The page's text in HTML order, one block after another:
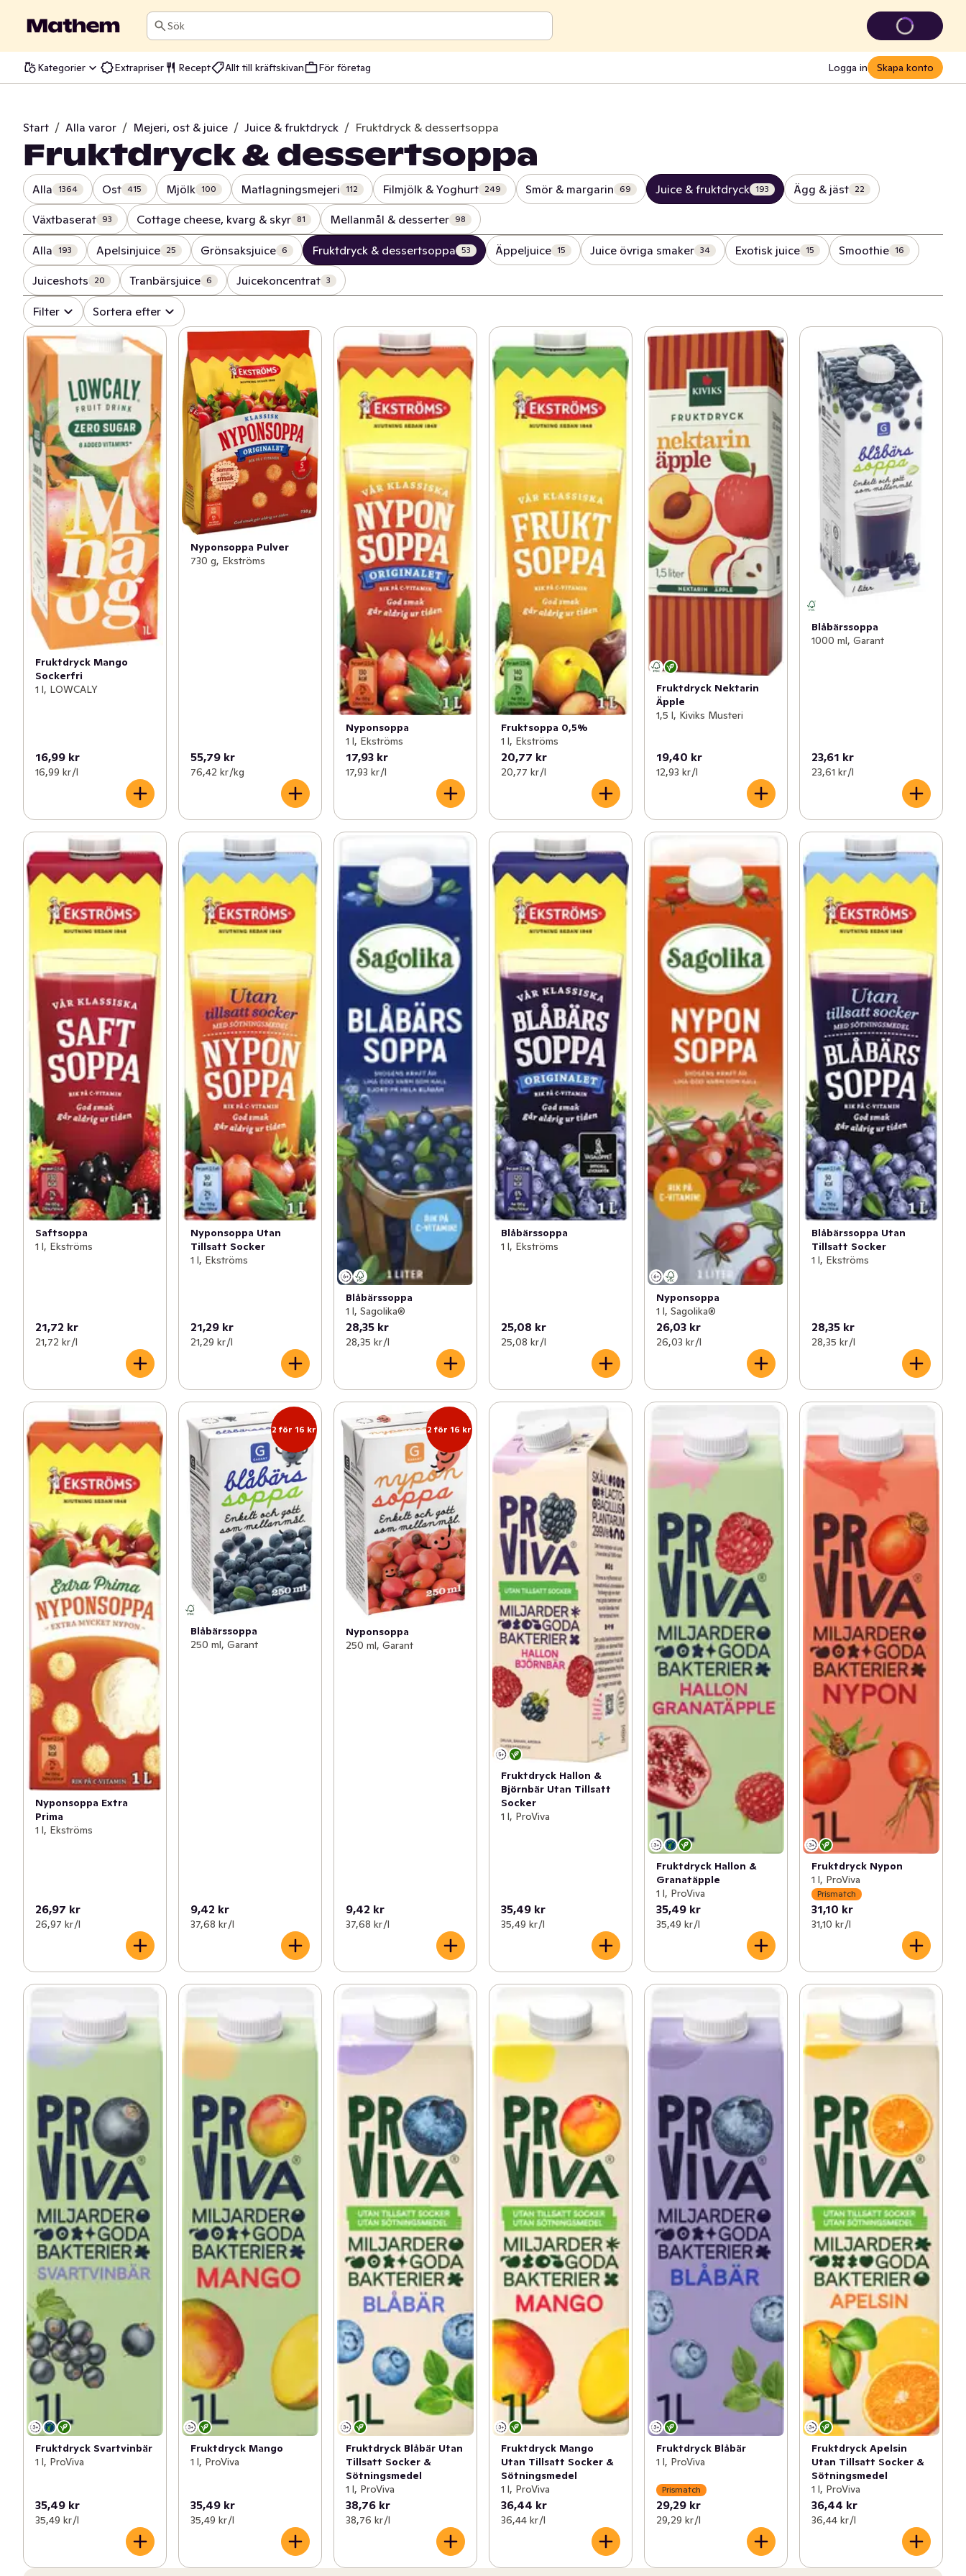
Sök
Kategorier Extrapriser Recept Allt till kräftskivan För företag Logga in Skapa konto
Start / Alla varor / Mejeri, ost & juice / Juice & fruktdryck / Fruktdryck & dessertsoppa
Fruktdryck & dessertsoppa
Alla 1364 Ost 415 Mjölk 100 Matlagningsmejeri 112 Filmjölk & Yoghurt 249 Smör & margarin 69 Juice & fruktdryck 193 Ägg & jäst 22
Växtbaserat 93 Cottage cheese, kvarg & skyr 81 Mellanmål & desserter 98
Alla 193 Apelsinjuice 25 Grönsaksjuice 6 Fruktdryck & dessertsoppa 53 Äppeljuice 15 Juice övriga smaker 34 Exotisk juice 15 Smoothie 16
Juiceshots 20 Tranbärsjuice 6 Juicekoncentrat 3
Filter Sortera efter
Fruktdryck Mango
Sockerfri
1 l, LOWCALY
16,99 kr
16,99 kr /l
Nyponsoppa Pulver
730 g, Ekströms
55,79 kr
76,42 kr /kg
Nyponsoppa
1 l, Ekströms
17,93 kr
17,93 kr /l
Fruktsoppa 0,5%
1 l, Ekströms
20,77 kr
20,77 kr /l
Fruktdryck Nektarin
Äpple
1,5 l, Kiviks Musteri
19,40 kr
12,93 kr /l
Blåbärssoppa
1000 ml, Garant
23,61 kr
23,61 kr /l
Saftsoppa
1 l, Ekströms
21,72 kr
21,72 kr /l
Nyponsoppa Utan
Tillsatt Socker
1 l, Ekströms
21,29 kr
21,29 kr /l
Blåbärssoppa
1 l, Sagolika®
28,35 kr
28,35 kr /l
Blåbärssoppa
1 l, Ekströms
25,08 kr
25,08 kr /l
Nyponsoppa
1 l, Sagolika®
26,03 kr
26,03 kr /l
Blåbärssoppa Utan
Tillsatt Socker
1 l, Ekströms
28,35 kr
28,35 kr /l
Nyponsoppa Extra
Prima
1 l, Ekströms
26,97 kr
26,97 kr /l
2 för 16 kr
Blåbärssoppa
250 ml, Garant
9,42 kr
37,68 kr /l
2 för 16 kr
Nyponsoppa
250 ml, Garant
9,42 kr
37,68 kr /l
Fruktdryck Hallon &
Björnbär Utan Tillsatt
Socker
1 l, ProViva
35,49 kr
35,49 kr /l
Fruktdryck Hallon &
Granatäpple
1 l, ProViva
35,49 kr
35,49 kr /l
Fruktdryck Nypon
1 l, ProViva
Prismatch
31,10 kr
31,10 kr /l
Fruktdryck Svartvinbär
1 l, ProViva
35,49 kr
35,49 kr /l
Fruktdryck Mango
1 l, ProViva
35,49 kr
35,49 kr /l
Fruktdryck Blåbär Utan
Tillsatt Socker &
Sötningsmedel
1 l, ProViva
38,76 kr
38,76 kr /l
Fruktdryck Mango
Utan Tillsatt Socker &
Sötningsmedel
1 l, ProViva
36,44 kr
36,44 kr /l
Fruktdryck Blåbär
1 l, ProViva
Prismatch
29,29 kr
29,29 kr /l
Fruktdryck Apelsin
Utan Tillsatt Socker &
Sötningsmedel
1 l, ProViva
36,44 kr
36,44 kr /l